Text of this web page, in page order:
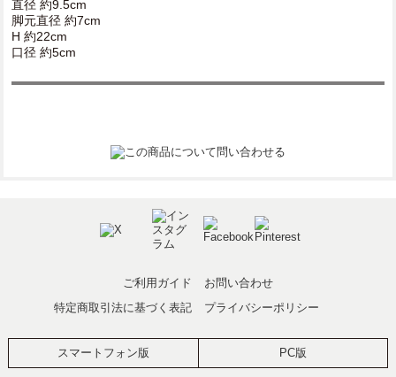
直径 約9.5cm
脚元直径 約7cm
H 約22cm
口径 約5cm
ご利用ガイド
お問い合わせ
特定商取引法に基づく表記
プライバシーポリシー
スマートフォン版 PC版